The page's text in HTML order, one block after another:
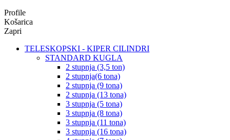
Profile
Košarica
Zapri
TELESKOPSKI - KIPER CILINDRI
STANDARD KUGLA
2 stupnja (3,5 ton)
2 stupnja(6 tona)
2 stupnja (9 tona)
2 stupnja (13 tona)
3 stupnja (5 tona)
3 stupnja (8 tona)
3 stupnja (11 tona)
3 stupnja (16 tona)